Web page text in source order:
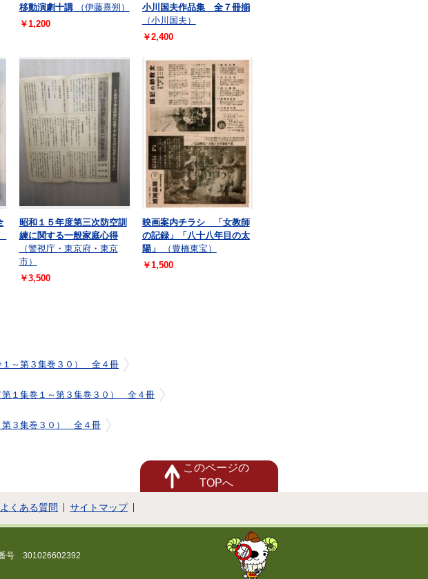
移動演劇十講
（伊藤熹朔）
￥1,200
小川国夫作品集 全７冊揃
（小川国夫）
￥2,400
昭和１５年度第三次防空訓
練に関する一般家庭心得
（警視庁・東京府・東京
市）
￥3,500
映画案内チラシ 「女教師
の記録」「八十八年目の太
陽」
（豊橋東宝）
￥1,500
～第３集巻３０） 全４冊
１集巻１～第３集巻３０） 全４冊
３集巻３０） 全４冊
このページの
TOPへ
よくある質問 サイトマップ
号 301026602392